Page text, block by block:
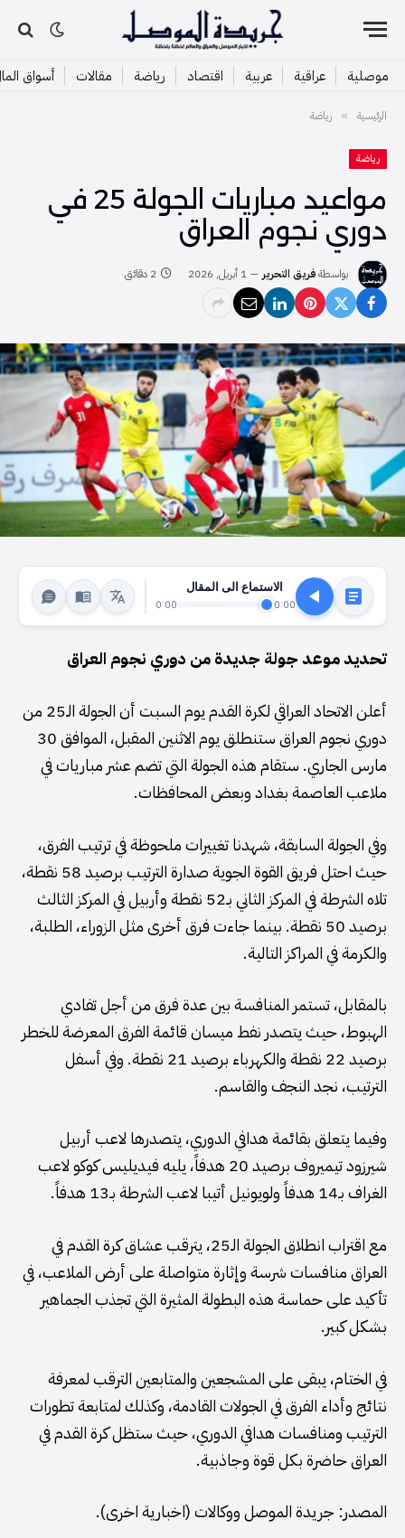
موصلية عراقية عربية اقتصاد رياضة مقالات أسواق
الرئيسية » رياضة
رياضة
مواعيد مباريات الجولة 25 في
دوري نجوم العراق
بواسطةفريق التحرير 1 أبريل, 2026 2 دقائق
الاستماع الى المقال
0:00
0:00
تحديد موعد جولة جديدة من دوري نجوم العراق
أعلن الاتحاد العراقي لكرة القدم يوم السبت أن الجولة الـ25 من
دوري نجوم العراق ستنطلق يوم الاثنين المقبل، الموافق 30
مارس الجاري. ستقام هذه الجولة التي تضم عشر مباريات في
ملاعب العاصمة بغداد وبعض المحافظات.
وفي الجولة السابقة، شهدنا تغييرات ملحوظة في ترتيب الفرق،
حيث احتل فريق القوة الجوية صدارة الترتيب برصيد 58 نقطة،
تلاه الشرطة في المركز الثاني بـ52 نقطة وأربيل في المركز الثالث
برصيد 50 نقطة. بينما جاءت فرق أخرى مثل الزوراء، الطلبة،
والكرمة في المراكز التالية.
بالمقابل، تستمر المنافسة بين عدة فرق من أجل تفادي
الهبوط، حيث يتصدر نفط ميسان قائمة الفرق المعرضة للخطر
برصيد 22 نقطة والكهرباء برصيد 21 نقطة. وفي أسفل
الترتيب، نجد النجف والقاسم.
وفيما يتعلق بقائمة هدافي الدوري، يتصدرها لاعب أربيل
شيرزود تيميروف برصيد 20 هدفاً، يليه فيديليس كوكو لاعب
الغراف بـ14 هدفاً ولويونيل أتيبا لاعب الشرطة بـ13 هدفاً.
مع اقتراب انطلاق الجولة الـ25، يترقب عشاق كرة القدم في
العراق منافسات شرسة وإثارة متواصلة على أرض الملاعب، في
تأكيد على حماسة هذه البطولة المثيرة التي تجذب الجماهير
بشكل كبير.
في الختام، يبقى على المشجعين والمتابعين الترقب لمعرفة
نتائج وأداء الفرق في الجولات القادمة، وكذلك لمتابعة تطورات
الترتيب ومنافسات هدافي الدوري، حيث ستظل كرة القدم في
العراق حاضرة بكل قوة وجاذبية.
المصدر: جريدة الموصل ووكالات (اخبارية اخرى).